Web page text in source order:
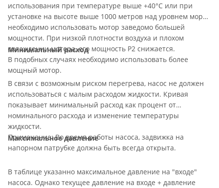
использования при температуре выше +40°С или при
установке на высоте выше 1000 метров над уровнем моря,
необходимо использовать мотор заведомо большей
мощности. При низкой плотности воздуха и плохом
охлаждении мотора, его мощность P2 снижается.
В подобных случаях необходимо использовать более
мощный мотор.
Минимальный расход
В связи с возможным риском перегрева, насос не должен
использоваться с малым расходом жидкости. Кривая
показывает минимальный расход как процент от
номинального расхода и изменение температуры
жидкости.
Примечание: Во время работы насоса, задвижка на
напорном патрубке должна быть всегда открыта.
Максимальное давление
В таблице указанно максимальное давление на "входе"
насоса. Однако текущее давление на входе + давление